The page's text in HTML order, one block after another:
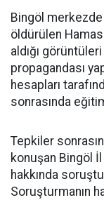
Bingöl
öldürülen
aldığı
propagandası
hesapları
sonrasında
Tepkiler
konuşan Bingöl
hakkında
Soruşturmanın